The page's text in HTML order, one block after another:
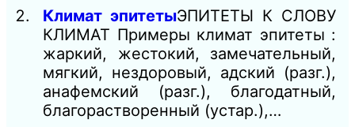
Климат эпитетыЭПИТЕТЫ К СЛОВУ
КЛИМАТ Примеры климат эпитеты :
жаркий, жестокий, замечательный,
мягкий, нездоровый, адский (разг.),
анафемский (разг.), благодатный,
благорастворенный (устар.),…